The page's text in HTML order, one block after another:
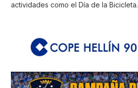
actividades como el Día de la Bicicleta.